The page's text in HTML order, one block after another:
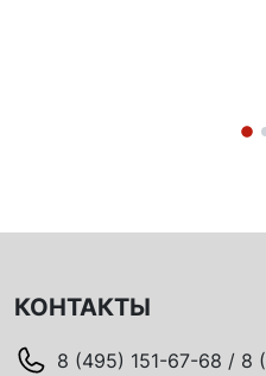
КОНТАКТЫ
8 (495) 151-67-68 / 8